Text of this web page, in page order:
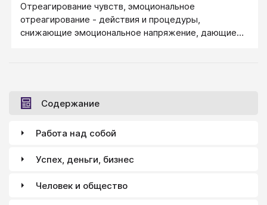
Отреагирование чувств, эмоциональное
отреагирование - действия и процедуры,
снижающие эмоциональное напряжение, дающие
Содержание
Работа над собой
Успех, деньги, бизнес
Человек и общество